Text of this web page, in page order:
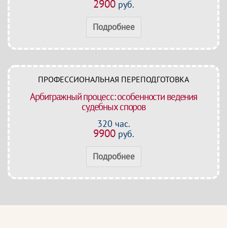
2900руб.
Подробнее
ПРОФЕССИОНАЛЬНАЯ ПЕРЕПОДГОТОВКА
Арбитражный процесс: особенности ведения
судебных споров
320 час.
9900руб.
Подробнее